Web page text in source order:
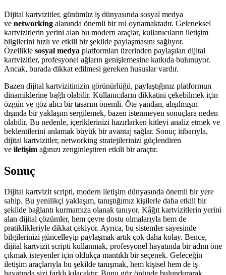
Dijital kartvizitler, günümüz iş dünyasında sosyal medya
ve networking alanında önemli bir rol oynamaktadır. Geleneksel
kartvizitlerin yerini alan bu modern araçlar, kullanıcıların iletişim
bilgilerini hızlı ve etkili bir şekilde paylaşmasını sağlıyor.
Özellikle sosyal medya platformları üzerinden paylaşılan dijital
kartvizitler, profesyonel ağların genişlemesine katkıda bulunuyor.
Ancak, burada dikkat edilmesi gereken hususlar vardır.
Bazen dijital kartvizitinizin görünürlüğü, paylaştığınız platformun
dinamiklerine bağlı olabilir. Kullanıcıların dikkatini çekebilmek için
özgün ve göz alıcı bir tasarım önemli. Öte yandan, alışılmışın
dışında bir yaklaşım sergilemek, bazen istenmeyen sonuçlara neden
olabilir. Bu nedenle, içeriklerinizi hazırlarken kitleyi analiz etmek ve
beklentilerini anlamak büyük bir avantaj sağlar. Sonuç itibarıyla,
dijital kartvizitler, networking stratejilerinizi güçlendiren
ve iletişim ağınızı zenginleştiren etkili bir araçtır.
Sonuç
Dijital kartvizit scripti, modern iletişim dünyasında önemli bir yere
sahip. Bu yenilikçi yaklaşım, tanıştığımız kişilerle daha etkili bir
şekilde bağlantı kurmamıza olanak tanıyor. Kâğıt kartvizitlerin yerini
alan dijital çözümler, hem çevre dostu olmalarıyla hem de
pratiklikleriyle dikkat çekiyor. Ayrıca, bu sistemler sayesinde
bilgilerinizi güncelleyip paylaşmak artık çok daha kolay. Bence,
dijital kartvizit scripti kullanmak, profesyonel hayatında bir adım öne
çıkmak isteyenler için oldukça mantıklı bir seçenek. Geleceğin
iletişim araçlarıyla bu şekilde tanışmak, hem kişisel hem de iş